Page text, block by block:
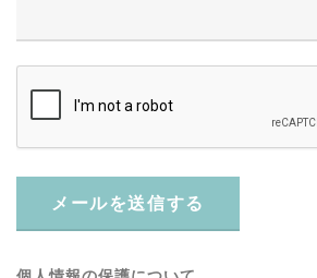
メールを送信する